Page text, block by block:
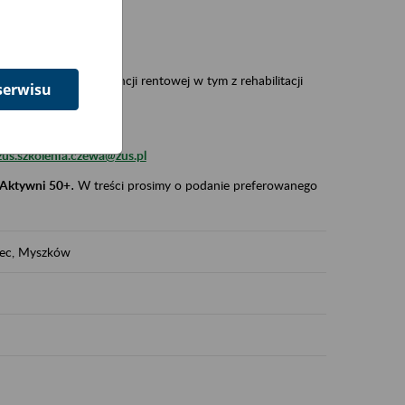
wypadkowej i prewencji rentowej w tym z rehabilitacji
50+. W treści prosimy o podanie preferowanego
Myszków